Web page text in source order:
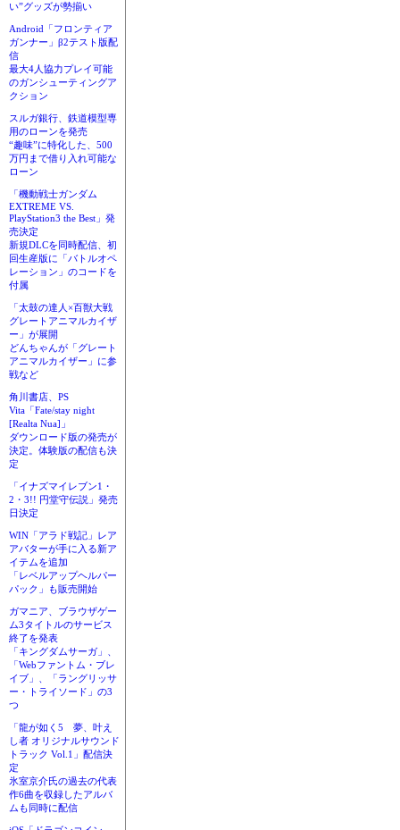
い”グッズが勢揃い
Android「フロンティア
ガンナー」β2テスト版配
信
最大4人協力プレイ可能
のガンシューティングア
クション
スルガ銀行、鉄道模型専
用のローンを発売
“趣味”に特化した、500
万円まで借り入れ可能な
ローン
「機動戦士ガンダム
EXTREME VS.
PlayStation3 the Best」発
売決定
新規DLCを同時配信、初
回生産版に「バトルオペ
レーション」のコードを
付属
「太鼓の達人×百獣大戦
グレートアニマルカイザ
ー」が展開
どんちゃんが「グレート
アニマルカイザー」に参
戦など
角川書店、PS
Vita「Fate/stay night
[Realta Nua]」
ダウンロード版の発売が
決定。体験版の配信も決
定
「イナズマイレブン1・
2・3!! 円堂守伝説」発売
日決定
WIN「アラド戦記」レア
アバターが手に入る新ア
イテムを追加
「レベルアップヘルパー
パック」も販売開始
ガマニア、ブラウザゲー
ム3タイトルのサービス
終了を発表
「キングダムサーガ」、
「Webファントム・ブレ
イブ」、「ラングリッサ
ー・トライソード」の3
つ
「龍が如く5 夢、叶え
し者 オリジナルサウンド
トラック Vol.1」配信決
定
氷室京介氏の過去の代表
作6曲を収録したアルバ
ムも同時に配信